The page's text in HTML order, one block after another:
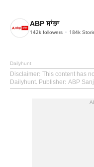
ABP ਸਾਂਝਾ
142k followers 184k
Dailyhunt
Disclaimer: This content has
Dailyhunt. Publisher: ABP